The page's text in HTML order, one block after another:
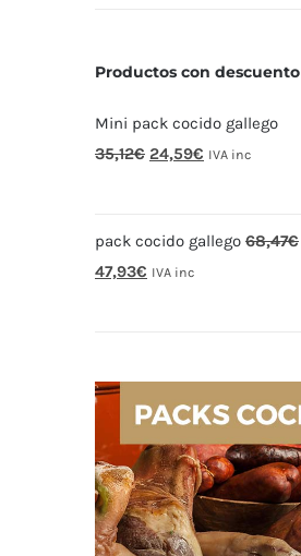
Productos con descuento
Mini pack cocido gallego
35,12€ El
era:
35,12€.
24,59€ El
es:
IVA inc
pack cocido gallego 68,47€
El
68,47€.
47,93€ El
IVA inc